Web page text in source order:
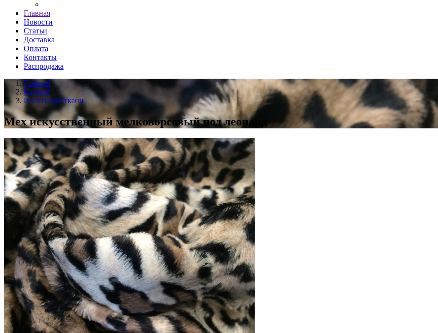
Главная
Новости
Статьи
Доставка
Оплата
Контакты
Распродажа
Главная
Каталог
Реализация ткани
Мех искусственный мелковорсовый под леопард